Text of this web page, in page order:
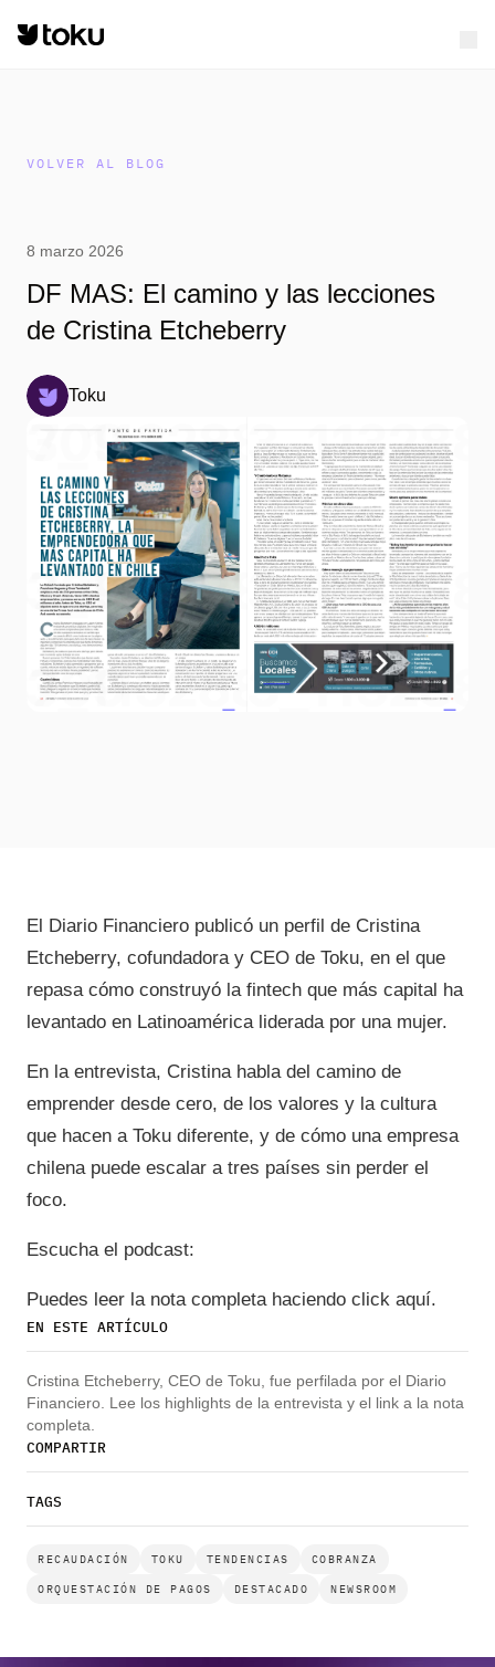
VOLVER AL BLOG
8 marzo 2026
DF MAS: El camino y las lecciones
de Cristina Etcheberry
Toku
EN ESTE ARTÍCULO
Cristina Etcheberry, CEO de Toku, fue perfilada por el Diario
Financiero. Lee los highlights de la entrevista y el link a la nota
completa.
COMPARTIR
TAGS
RECAUDACIÓN TOKU TENDENCIAS COBRANZA
ORQUESTACIÓN DE PAGOS DESTACADO NEWSROOM
El Diario Financiero publicó un perfil de Cristina
Etcheberry, cofundadora y CEO de Toku, en el que
repasa cómo construyó la fintech que más capital ha
levantado en Latinoamérica liderada por una mujer.
En la entrevista, Cristina habla del camino de
emprender desde cero, de los valores y la cultura
que hacen a Toku diferente, y de cómo una empresa
chilena puede escalar a tres países sin perder el
foco.
Escucha el podcast:
Puedes leer la nota completa haciendo click aquí.